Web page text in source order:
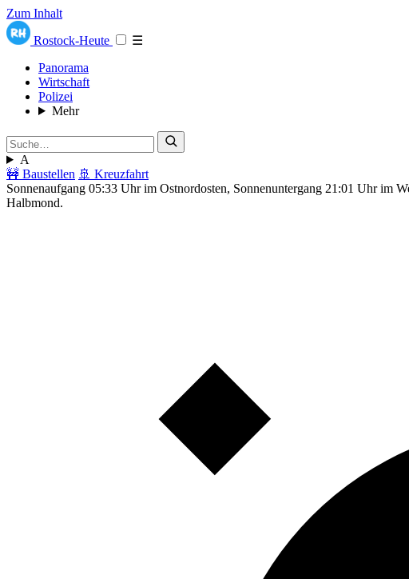
Zum Inhalt
Rostock-Heute
☰
Panorama
Wirtschaft
Polizei
Mehr
A
🚧 Baustellen 🚢 Kreuzfahrt
Sonnenaufgang 05:33 Uhr im Ostnordosten, Sonnenuntergang 21:01 Uhr im
Halbmond.